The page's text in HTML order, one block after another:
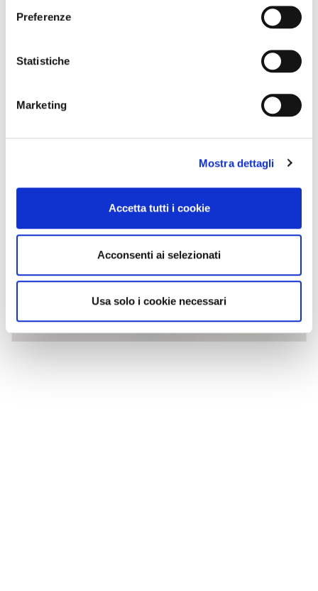
Preferenze
Statistiche
Marketing
Mostra dettagli
Accetta tutti i cookie
Acconsenti ai selezionati
Usa solo i cookie necessari